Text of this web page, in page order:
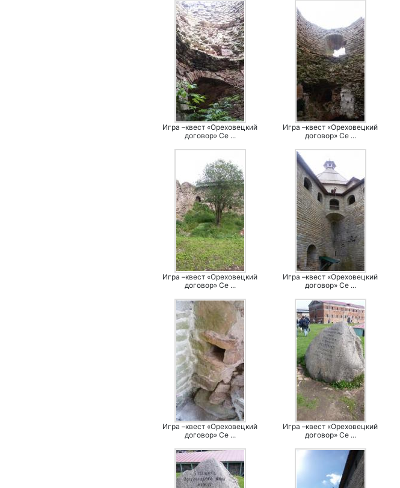
Игра –квест «Ореховецкий
договор» Се ...
Игра –квест «Ореховецкий
договор» Се ...
Игра –квест «Ореховецкий
договор» Се ...
Игра –квест «Ореховецкий
договор» Се ...
Игра –квест «Ореховецкий
договор» Се ...
Игра –квест «Ореховецкий
договор» Се ...